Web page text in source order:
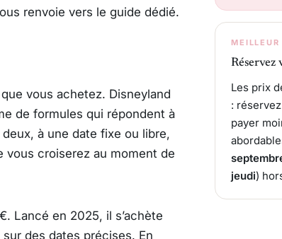
renvoie vers le guide dédié.
vous achetez. Disneyland
de formules qui répondent à
à une date fixe ou libre,
vous croiserez au moment de
Lancé en 2025, il s’achète
des dates précises. En
Les prix
:
payer
jeudi)